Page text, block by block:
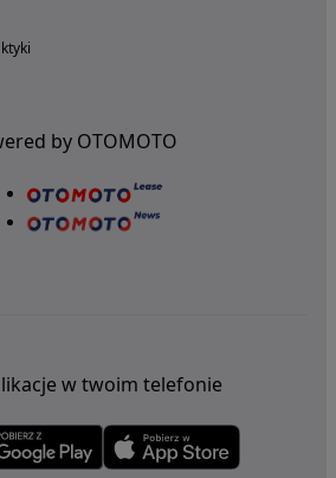
by OTOMOTO
w twoim telefonie